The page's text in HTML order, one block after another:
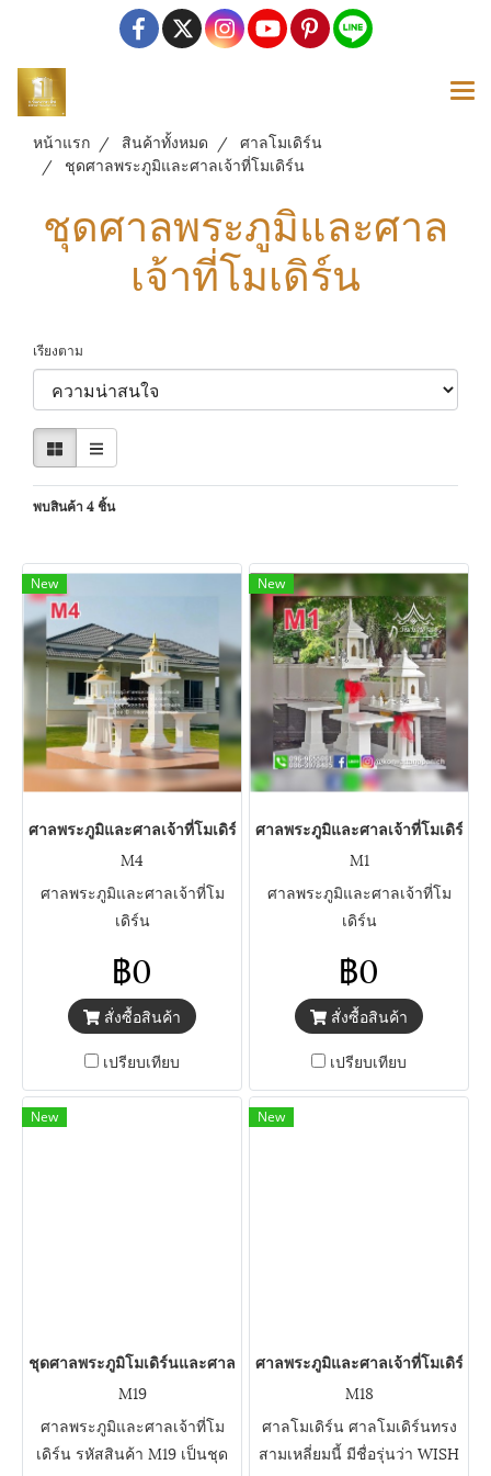
หน้าแรก สินค้าทั้งหมด
ศาลโมเดิร์น
ชุดศาลพระภูมิและศาลเจ้าที่โมเดิร์น
ชุดศาลพระภูมิและศาล
เจ้าที่โมเดิร์น
เรียงตาม
พบสินค้า 4 ชิ้น
New
ศาลพระภูมิและศาลเจ้าที่โมเดิร์น
M4
ศาลพระภูมิและศาลเจ้าที่โม
เดิร์น
฿0
สั่งซื้อสินค้า
เปรียบเทียบ
New
ศาลพระภูมิและศาลเจ้าที่โมเดิร์น
M1
ศาลพระภูมิและศาลเจ้าที่โม
เดิร์น
฿0
สั่งซื้อสินค้า
เปรียบเทียบ
New
ชุดศาลพระภูมิโมเดิร์นและศาลเจ้าที่ รหัส M19
M19
ศาลพระภูมิและศาลเจ้าที่โม
เดิร์น รหัสสินค้า M19 เป็นชุด
New
ศาลพระภูมิและศาลเจ้าที่โมเดิร์น ร
M18
ศาลโมเดิร์น ศาลโมเดิร์นทรง
สามเหลี่ยมนี้ มีชื่อรุ่นว่า WISH